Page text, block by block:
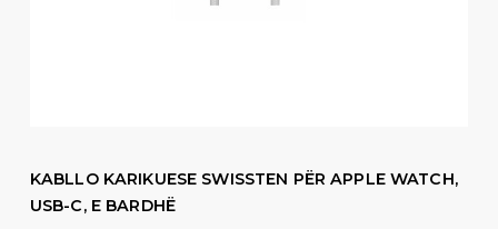
KABLLO KARIKUESE SWISSTEN PËR APPLE WATCH,
USB-C, E BARDHË